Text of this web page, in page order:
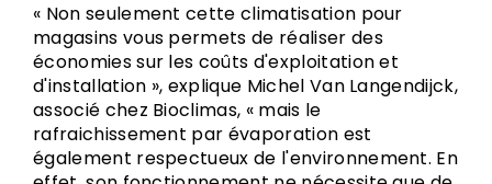
« Non seulement cette climatisation pour
magasins vous permets de réaliser des
économies sur les coûts d'exploitation et
d'installation », explique Michel Van Langendijck,
associé chez Bioclimas, « mais le
rafraichissement par évaporation est
également respectueux de l'environnement. En